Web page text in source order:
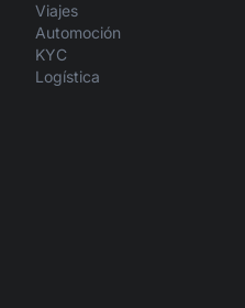
Viajes
Automoción
KYC
Logística